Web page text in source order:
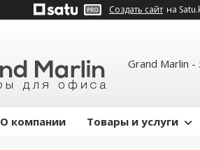
Создать сайт на
Grand Marlin
О компании Товары и услуги